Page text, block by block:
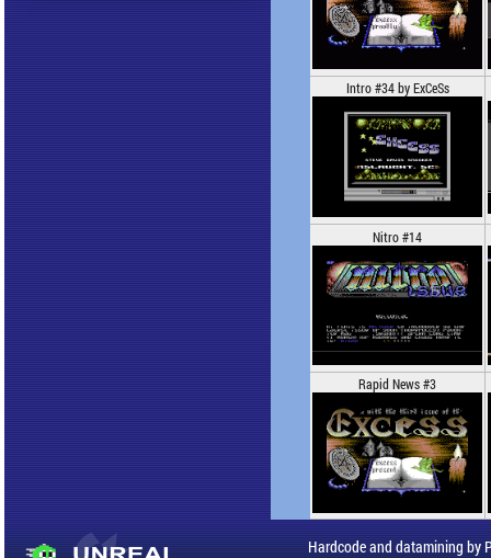
Intro #34 by ExCeSs
Nitro #14
Rapid News #3
Hardcode and datamining by